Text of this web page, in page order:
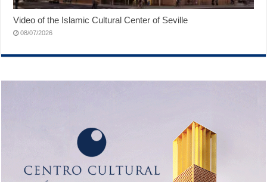
Video of the Islamic Cultural Center of Seville
08/07/2026